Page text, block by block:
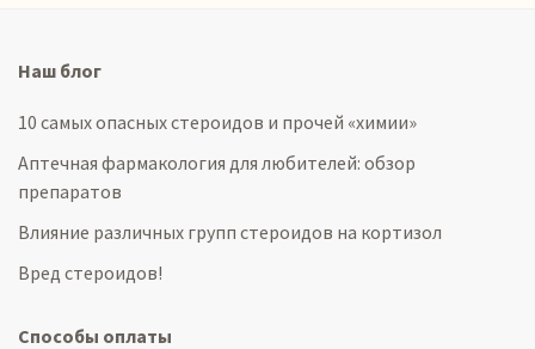
Наш блог
10 самых опасных стероидов и прочей «химии»
Аптечная фармакология для любителей: обзор
препаратов
Влияние различных групп стероидов на кортизол
Вред стероидов!
Способы оплаты